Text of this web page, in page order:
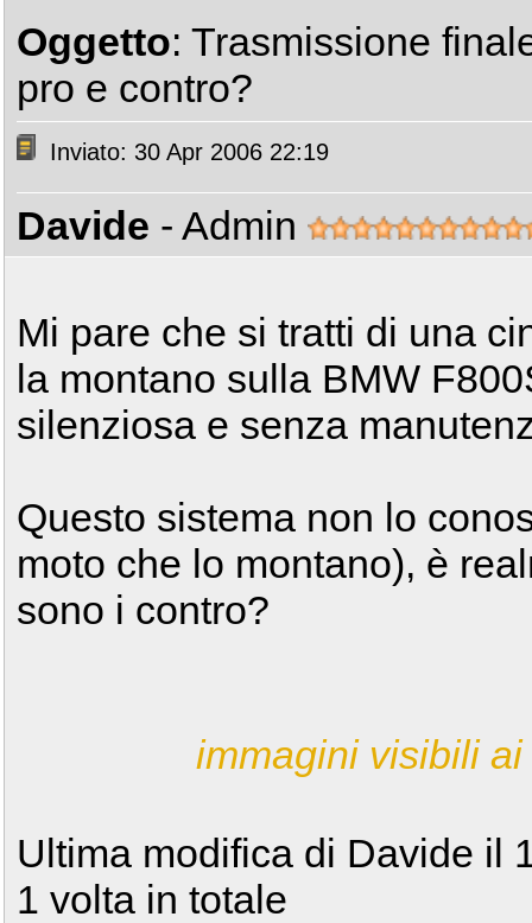
Oggetto: Trasmissione
pro e contro?
Inviato: 30 Apr 2006 22:19
Davide - Admin
Mi pare che si tratti di una
la montano sulla BMW
silenziosa e senza
Questo sistema non lo
moto che lo montano), è
sono i contro?
immagini visibili
Ultima modifica di Davide il
1 volta in totale